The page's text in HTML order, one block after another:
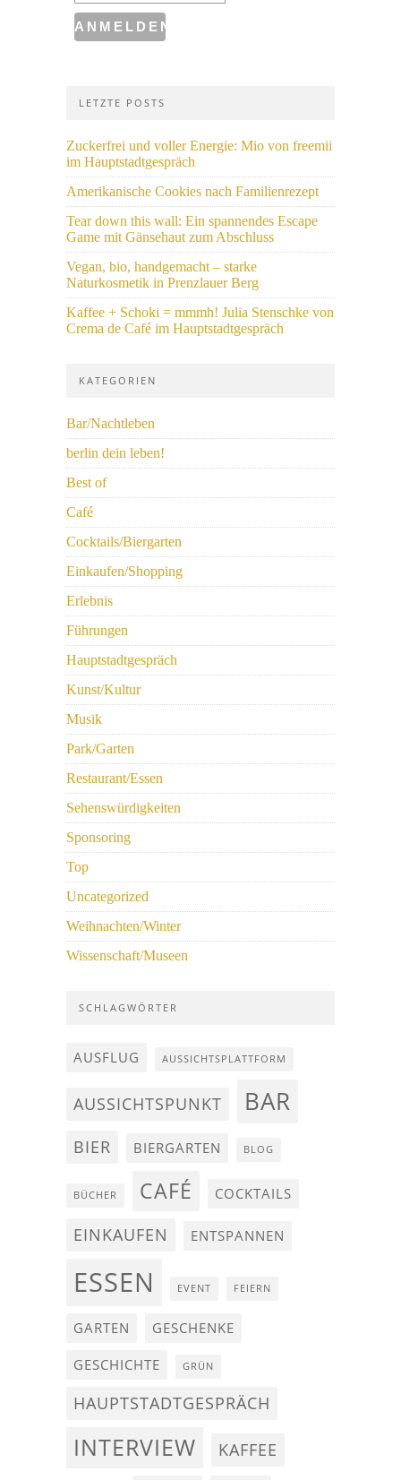
LETZTE POSTS
Zuckerfrei und voller Energie: Mio von freemii
im Hauptstadtgespräch
Amerikanische Cookies nach Familienrezept
Tear down this wall: Ein spannendes Escape
Game mit Gänsehaut zum Abschluss
Vegan, bio, handgemacht – starke
Naturkosmetik in Prenzlauer Berg
Kaffee + Schoki = mmmh! Julia Stenschke von
Crema de Café im Hauptstadtgespräch
KATEGORIEN
Bar/Nachtleben
berlin dein leben!
Best of
Café
Cocktails/Biergarten
Einkaufen/Shopping
Erlebnis
Führungen
Hauptstadtgespräch
Kunst/Kultur
Musik
Park/Garten
Restaurant/Essen
Sehenswürdigkeiten
Sponsoring
Top
Uncategorized
Weihnachten/Winter
Wissenschaft/Museen
SCHLAGWÖRTER
AUSFLUG AUSSICHTSPLATTFORM
AUSSICHTSPUNKT BAR
BIER BIERGARTEN BLOG
BÜCHER CAFÉ COCKTAILS
EINKAUFEN ENTSPANNEN
ESSEN EVENT FEIERN
GARTEN GESCHENKE
GESCHICHTE GRÜN
HAUPTSTADTGESPRÄCH
INTERVIEW KAFFEE